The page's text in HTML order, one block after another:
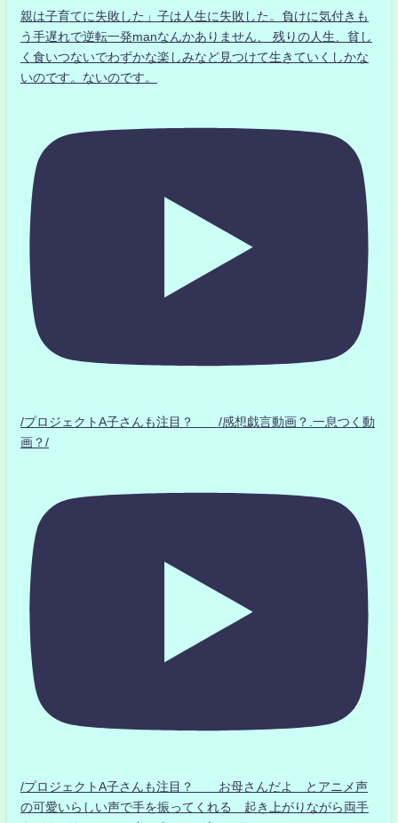
親は子育てに失敗した」子は人生に失敗した。負けに気付きも
う手遅れで逆転一発manなんかありません、 残りの人生、貧し
く食いつないでわずかな楽しみなど見つけて生きていくしかな
いのです。ないのです。
/プロジェクトA子さんも注目？ /感想戯言動画？.一息つく動
画？/
/プロジェクトA子さんも注目？ お母さんだよ とアニメ声
の可愛いらしい声で手を振ってくれる 起き上がりながら両手